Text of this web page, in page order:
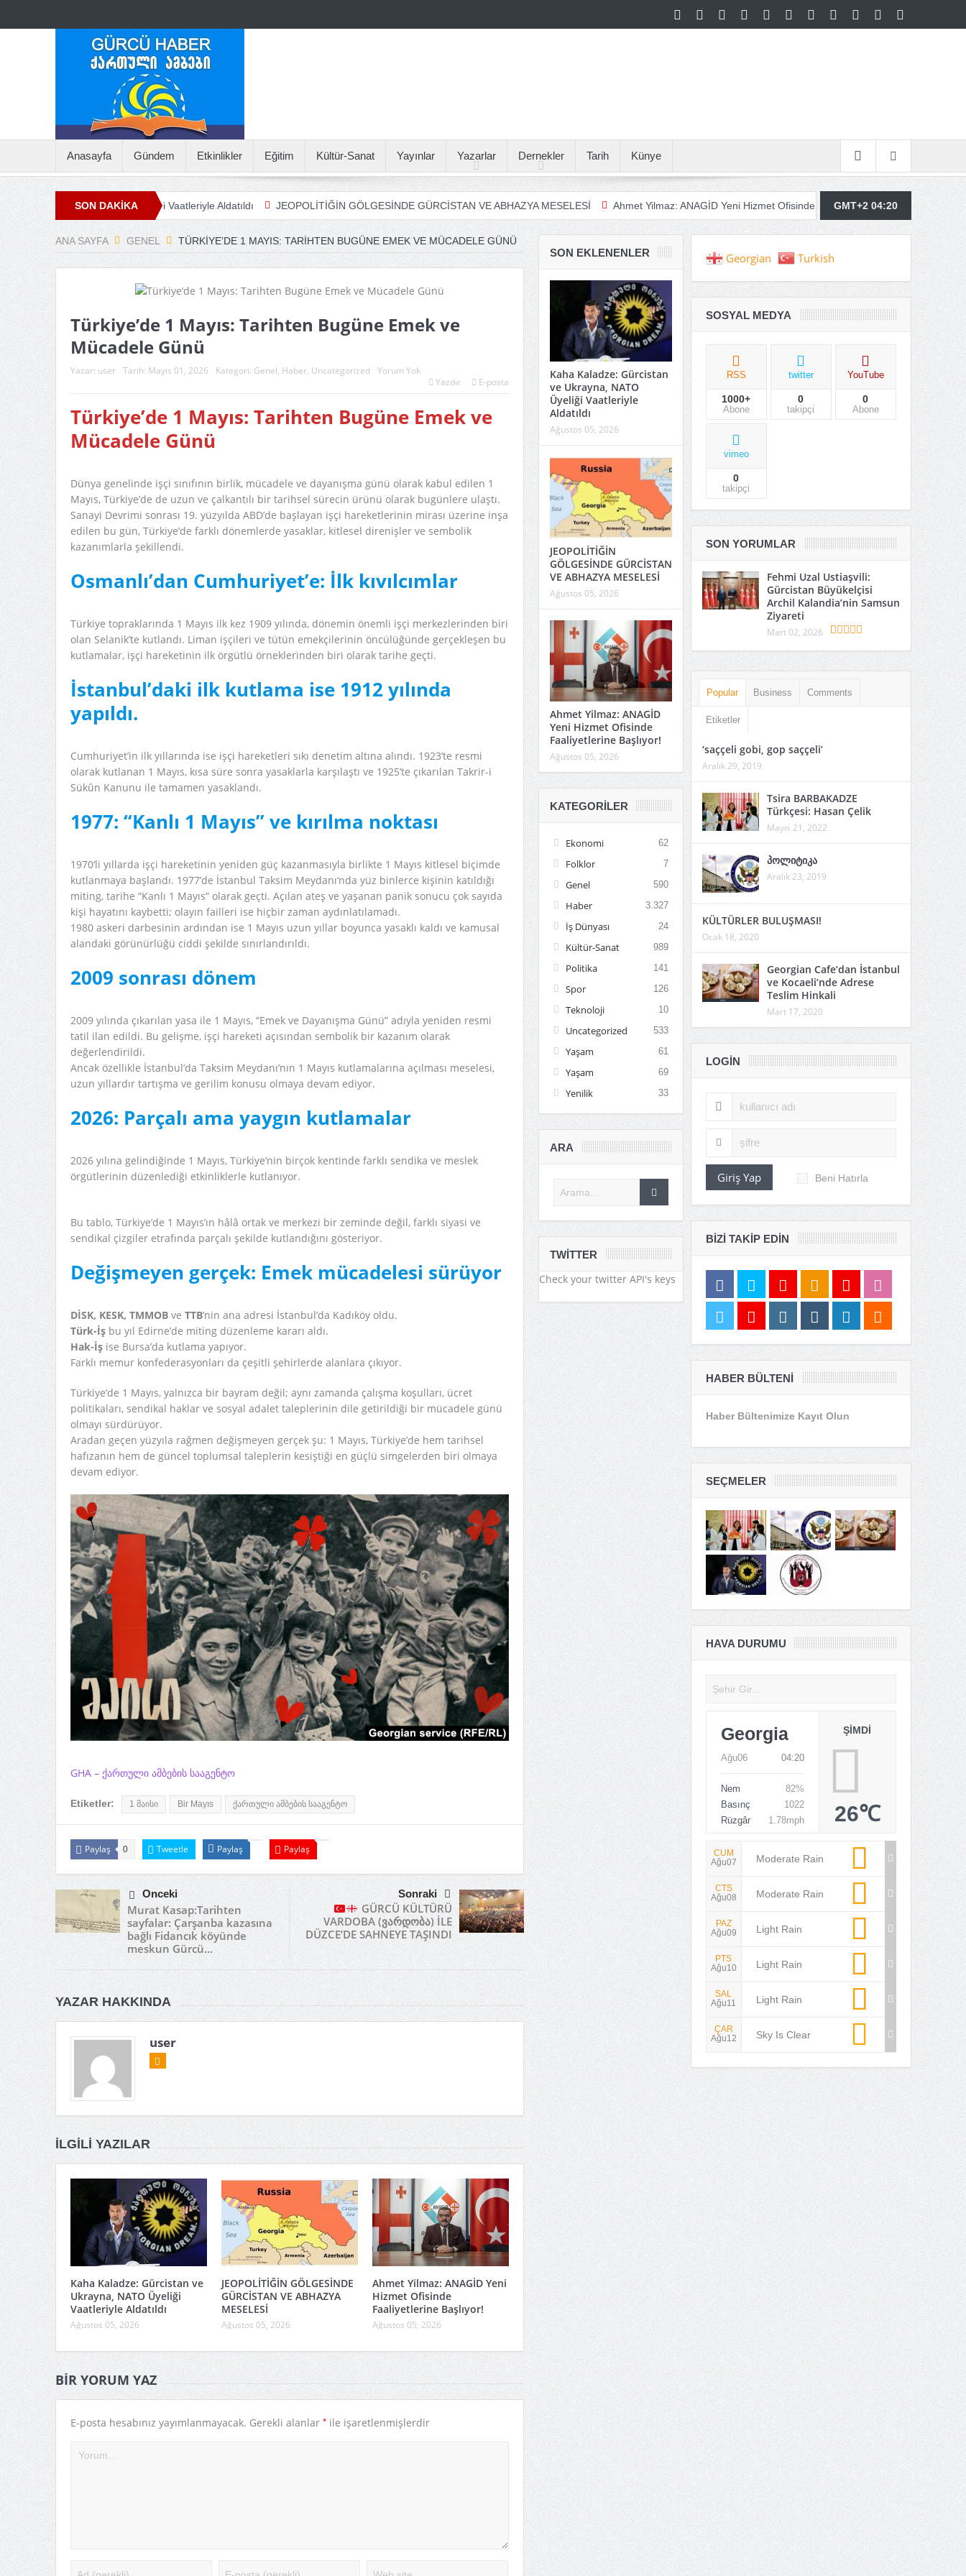
Anasayfa Gündem Etkinlikler Eğitim Kültür-Sanat Yayınlar Yazarlar Dernekler Tarih Künye
SON DAKİKA
NATO Üyeliği Vaatleriyle Aldatıldı JEOPOLİTİĞİN GÖLGESİNDE GÜRCİSTAN VE ABHAZYA MESELESİ Ahmet Yilmaz: ANAGİD Yeni Hizmet Ofisinde Faaliyetlerine Başlıyor! DEM Parti
GMT+2 04:20
ANA SAYFA GENEL TÜRKIYE’DE 1 MAYIS: TARIHTEN BUGÜNE EMEK VE MÜCADELE GÜNÜ
Türkiye’de 1 Mayıs: Tarihten Bugüne Emek ve
Mücadele Günü
Yazar: user Tarih: Mayıs 01, 2026 Kategori: Genel, Haber, Uncategorized
Yorum Yok
Yazdır
E-posta
Türkiye’de 1 Mayıs: Tarihten Bugüne Emek ve
Mücadele Günü
Dünya genelinde işçi sınıfının birlik, mücadele ve dayanışma günü olarak kabul edilen 1
Mayıs, Türkiye’de de uzun ve çalkantılı bir tarihsel sürecin ürünü olarak bugünlere ulaştı.
Sanayi Devrimi sonrası 19. yüzyılda ABD’de başlayan işçi hareketlerinin mirası üzerine inşa
edilen bu gün, Türkiye’de farklı dönemlerde yasaklar, kitlesel direnişler ve sembolik
kazanımlarla şekillendi.
Osmanlı’dan Cumhuriyet’e: İlk kıvılcımlar
Türkiye topraklarında 1 Mayıs ilk kez 1909 yılında, dönemin önemli işçi merkezlerinden biri
olan Selanik’te kutlandı. Liman işçileri ve tütün emekçilerinin öncülüğünde gerçekleşen bu
kutlamalar, işçi hareketinin ilk örgütlü örneklerinden biri olarak tarihe geçti.
İstanbul’daki ilk kutlama ise 1912 yılında
yapıldı.
Cumhuriyet’in ilk yıllarında ise işçi hareketleri sıkı denetim altına alındı. 1923’te resmi
olarak kutlanan 1 Mayıs, kısa süre sonra yasaklarla karşılaştı ve 1925’te çıkarılan Takrir-i
Sükûn Kanunu ile tamamen yasaklandı.
1977: “Kanlı 1 Mayıs” ve kırılma noktası
1970’li yıllarda işçi hareketinin yeniden güç kazanmasıyla birlikte 1 Mayıs kitlesel biçimde
kutlanmaya başlandı. 1977’de İstanbul Taksim Meydanı’nda yüz binlerce kişinin katıldığı
miting, tarihe “Kanlı 1 Mayıs” olarak geçti. Açılan ateş ve yaşanan panik sonucu çok sayıda
kişi hayatını kaybetti; olayın failleri ise hiçbir zaman aydınlatılamadı.
1980 askeri darbesinin ardından ise 1 Mayıs uzun yıllar boyunca yasaklı kaldı ve kamusal
alandaki görünürlüğü ciddi şekilde sınırlandırıldı.
2009 sonrası dönem
2009 yılında çıkarılan yasa ile 1 Mayıs, “Emek ve Dayanışma Günü” adıyla yeniden resmi
tatil ilan edildi. Bu gelişme, işçi hareketi açısından sembolik bir kazanım olarak
değerlendirildi.
Ancak özellikle İstanbul’da Taksim Meydanı’nın 1 Mayıs kutlamalarına açılması meselesi,
uzun yıllardır tartışma ve gerilim konusu olmaya devam ediyor.
2026: Parçalı ama yaygın kutlamalar
2026 yılına gelindiğinde 1 Mayıs, Türkiye’nin birçok kentinde farklı sendika ve meslek
örgütlerinin düzenlediği etkinliklerle kutlanıyor.
Bu tablo, Türkiye’de 1 Mayıs’ın hâlâ ortak ve merkezi bir zeminde değil, farklı siyasi ve
sendikal çizgiler etrafında parçalı şekilde kutlandığını gösteriyor.
Değişmeyen gerçek: Emek mücadelesi sürüyor
DİSK, KESK, TMMOBve TTB’nin ana adresi İstanbul’da Kadıköy oldu.
Türk-İşbu yıl Edirne’de miting düzenleme kararı aldı.
Hak-İşise Bursa’da kutlama yapıyor.
Farklı memur konfederasyonları da çeşitli şehirlerde alanlara çıkıyor.
Türkiye’de 1 Mayıs, yalnızca bir bayram değil; aynı zamanda çalışma koşulları, ücret
politikaları, sendikal haklar ve sosyal adalet taleplerinin dile getirildiği bir mücadele günü
olmayı sürdürüyor.
Aradan geçen yüzyıla rağmen değişmeyen gerçek şu: 1 Mayıs, Türkiye’de hem tarihsel
hafızanın hem de güncel toplumsal taleplerin kesiştiği en güçlü simgelerden biri olmaya
devam ediyor.
GHA – ქართული ამბების სააგენტო
Etiketler: 1 მაისი Bir Mayıs ქართული ამბების სააგენტო
Paylaş 0 Tweetle Paylaş Paylaş
Önceki
Murat Kasap:Tarihten
sayfalar: Çarşanba kazasına
bağlı Fidancık köyünde
meskun Gürcü…
Sonraki
GÜRCÜ KÜLTÜRÜ
VARDOBA (ვარდობა) İLE
DÜZCE’DE SAHNEYE TAŞINDI
YAZAR HAKKINDA
user
İLGILI YAZILAR
Kaha Kaladze: Gürcistan ve
Ukrayna, NATO Üyeliği
Vaatleriyle Aldatıldı
Ağustos 05, 2026
JEOPOLİTİĞİN GÖLGESİNDE
GÜRCİSTAN VE ABHAZYA
MESELESİ
Ağustos 05, 2026
Ahmet Yilmaz: ANAGİD Yeni
Hizmet Ofisinde
Faaliyetlerine Başlıyor!
Ağustos 05, 2026
BIR YORUM YAZ
E-posta hesabınız yayımlanmayacak. Gerekli alanlar *ile işaretlenmişlerdir
SON EKLENENLER
Kaha Kaladze: Gürcistan
ve Ukrayna, NATO
Üyeliği Vaatleriyle
Aldatıldı
Ağustos 05, 2026
JEOPOLİTİĞİN
GÖLGESİNDE GÜRCİSTAN
VE ABHAZYA MESELESİ
Ağustos 05, 2026
Ahmet Yilmaz: ANAGİD
Yeni Hizmet Ofisinde
Faaliyetlerine Başlıyor!
Ağustos 05, 2026
KATEGORILER
Ekonomi 62
Folklor 7
Genel 590
Haber 3.327
İş Dünyası 24
Kültür-Sanat 989
Politika 141
Spor 126
Teknoloji 10
Uncategorized 533
Yaşam 61
Yaşam 69
Yenilik 33
ARA
TWITTER
Check your twitter API's keys
Georgian Turkish
SOSYAL MEDYA
RSS
1000+
Abone
twitter
0
takipçi
YouTube
0
Abone
vimeo
0
takipçi
SON YORUMLAR
Fehmi Uzal Ustiaşvili:
Gürcistan Büyükelçisi
Archil Kalandia’nin Samsun
Ziyareti
Mart 02, 2026
Popular Business Comments
Etiketler
‘saççeli gobi, gop saççeli’
Aralık 29, 2019
Tsira BARBAKADZE
Türkçesi: Hasan Çelik
Mayıs 21, 2022
პოლიტიკა
Aralık 23, 2019
KÜLTÜRLER BULUŞMASI!
Ocak 18, 2020
Georgian Cafe’dan İstanbul
ve Kocaeli’nde Adrese
Teslim Hinkali
Mart 17, 2020
LOGIN
Giriş Yap Beni Hatırla
BIZI TAKIP EDIN
HABER BÜLTENI
Haber Bültenimize Kayıt Olun
SEÇMELER
HAVA DURUMU
Georgia
Ağu06 04:20
Nem
82%
Basınç
1022
Rüzgâr
1.78mph
ŞIMDI
26℃
CUM
Ağu07
Moderate Rain
CTS
Ağu08
Moderate Rain
PAZ
Ağu09
Light Rain
PTS
Ağu10
Light Rain
SAL
Ağu11
Light Rain
ÇAR
Ağu12
Sky Is Clear